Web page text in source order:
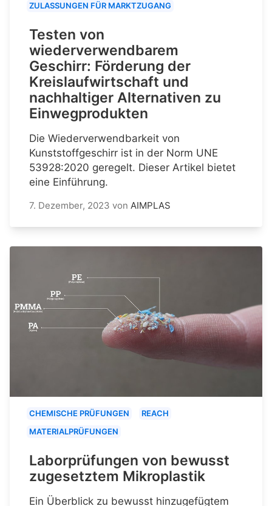
ZULASSUNGEN FÜR MARKTZUGANG
Testen von
wiederverwendbarem
Geschirr: Förderung der
Kreislaufwirtschaft und
nachhaltiger Alternativen zu
Einwegprodukten
Die Wiederverwendbarkeit von
Kunststoffgeschirr ist in der Norm UNE
53928:2020 geregelt. Dieser Artikel bietet
eine Einführung.
7. Dezember, 2023 von AIMPLAS
CHEMISCHE PRÜFUNGEN
REACH
MATERIALPRÜFUNGEN
Laborprüfungen von bewusst
zugesetztem Mikroplastik
Ein Überblick zu bewusst hinzugefügtem